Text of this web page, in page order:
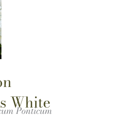
White
Ponticum